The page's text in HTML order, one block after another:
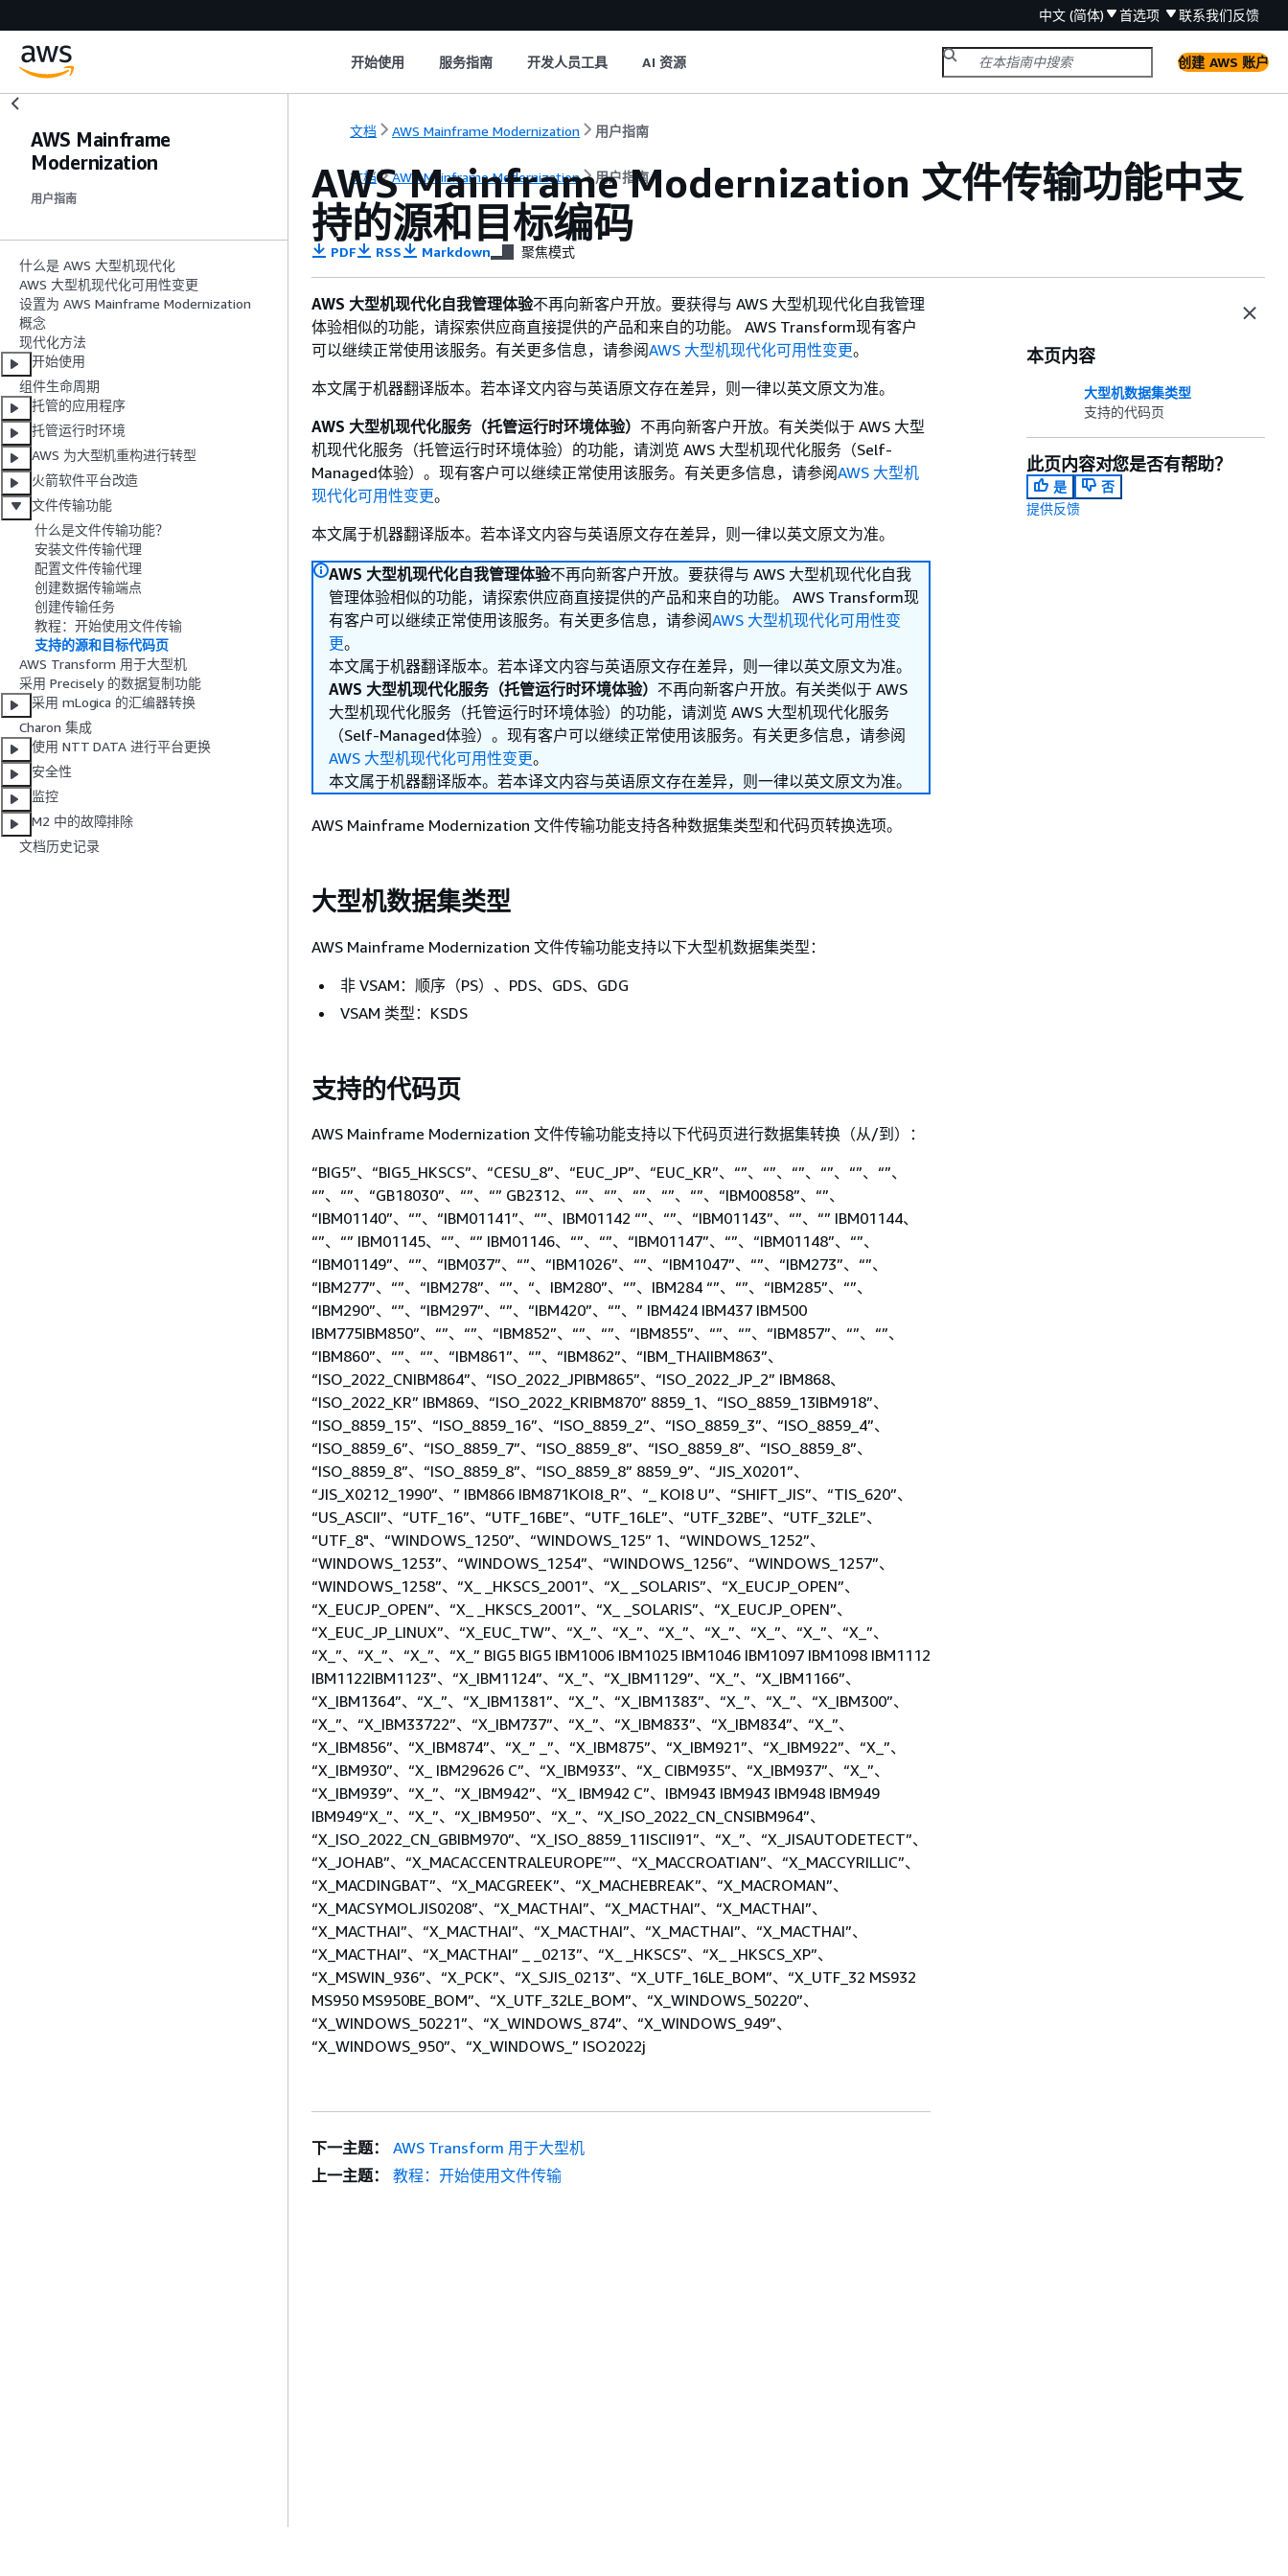
中文 (简体) 首选项 联系我们反馈
开始使用 服务指南 开发人员工具 AI 资源 创建 AWS 账户
AWS Mainframe
Modernization
用户指南
什么是 AWS 大型机现代化
AWS 大型机现代化可用性变更
设置为 AWS Mainframe Modernization
概念
现代化方法
开始使用
组件生命周期
托管的应用程序
托管运行时环境
AWS 为大型机重构进行转型
火箭软件平台改造
文件传输功能
什么是文件传输功能？
安装文件传输代理
配置文件传输代理
创建数据传输端点
创建传输任务
教程：开始使用文件传输
支持的源和目标代码页
AWS Transform 用于大型机
采用 Precisely 的数据复制功能
采用 mLogica 的汇编器转换
Charon 集成
使用 NTT DATA 进行平台更换
安全性
监控
M2 中的故障排除
文档历史记录
文档 AWS Mainframe Modernization 用户指南
文档 AWS Mainframe Modernization 用户指南
AWS Mainframe Modernization 文件传输功能中支
持的源和目标编码
PDF RSS Markdown 聚焦模式
AWS 大型机现代化自我管理体验不再向新客户开放。要获得与 AWS 大型机现代化自我管理
体验相似的功能，请探索供应商直接提供的产品和来自的功能。 AWS Transform现有客户
可以继续正常使用该服务。有关更多信息，请参阅AWS 大型机现代化可用性变更。
本文属于机器翻译版本。若本译文内容与英语原文存在差异，则一律以英文原文为准。
AWS 大型机现代化服务（托管运行时环境体验） 不再向新客户开放。有关类似于 AWS 大型
机现代化服务（托管运行时环境体验）的功能，请浏览 AWS 大型机现代化服务（Self-
Managed体验）。现有客户可以继续正常使用该服务。有关更多信息，请参阅AWS 大型机
现代化可用性变更。
本文属于机器翻译版本。若本译文内容与英语原文存在差异，则一律以英文原文为准。
AWS 大型机现代化自我管理体验不再向新客户开放。要获得与 AWS 大型机现代化自我
管理体验相似的功能，请探索供应商直接提供的产品和来自的功能。 AWS Transform现
有客户可以继续正常使用该服务。有关更多信息，请参阅AWS 大型机现代化可用性变
更。
本文属于机器翻译版本。若本译文内容与英语原文存在差异，则一律以英文原文为准。
AWS 大型机现代化服务（托管运行时环境体验） 不再向新客户开放。有关类似于 AWS
大型机现代化服务（托管运行时环境体验）的功能，请浏览 AWS 大型机现代化服务
（Self-Managed体验）。现有客户可以继续正常使用该服务。有关更多信息，请参阅
AWS 大型机现代化可用性变更。
本文属于机器翻译版本。若本译文内容与英语原文存在差异，则一律以英文原文为准。
AWS Mainframe Modernization 文件传输功能支持各种数据集类型和代码页转换选项。
大型机数据集类型
AWS Mainframe Modernization 文件传输功能支持以下大型机数据集类型：
非 VSAM：顺序（PS）、PDS、GDS、GDG
VSAM 类型：KSDS
支持的代码页
AWS Mainframe Modernization 文件传输功能支持以下代码页进行数据集转换（从/到）：
“BIG5”、“BIG5_HKSCS”、“CESU_8”、“EUC_JP”、“EUC_KR”、“”、“”、“”、“”、“”、“”、
“”、“”、“GB18030”、“”、“” GB2312、“”、“”、“”、“”、“”、“IBM00858”、“”、
“IBM01140”、“”、“IBM01141”、“”、IBM01142 “”、“”、“IBM01143”、“”、“” IBM01144、
“”、“” IBM01145、“”、“” IBM01146、“”、“”、“IBM01147”、“”、“IBM01148”、“”、
“IBM01149”、“”、“IBM037”、“”、“IBM1026”、“”、“IBM1047”、“”、“IBM273”、“”、
“IBM277”、“”、“IBM278”、“”、“、IBM280”、“”、IBM284 “”、“”、“IBM285”、“”、
“IBM290”、“”、“IBM297”、“”、“IBM420”、“”、” IBM424 IBM437 IBM500
IBM775IBM850”、“”、“”、“IBM852”、“”、“”、“IBM855”、“”、“”、“IBM857”、“”、“”、
“IBM860”、“”、“”、“IBM861”、“”、“IBM862”、“IBM_THAIIBM863”、
“ISO_2022_CNIBM864”、“ISO_2022_JPIBM865”、“ISO_2022_JP_2” IBM868、
“ISO_2022_KR” IBM869、“ISO_2022_KRIBM870” 8859_1、“ISO_8859_13IBM918”、
“ISO_8859_15”、“ISO_8859_16”、“ISO_8859_2”、“ISO_8859_3”、“ISO_8859_4”、
“ISO_8859_6”、“ISO_8859_7”、“ISO_8859_8”、“ISO_8859_8”、“ISO_8859_8”、
“ISO_8859_8”、“ISO_8859_8”、“ISO_8859_8” 8859_9”、“JIS_X0201”、
“JIS_X0212_1990”、” IBM866 IBM871KOI8_R”、“_ KOI8 U”、“SHIFT_JIS”、“TIS_620”、
“US_ASCII”、“UTF_16”、“UTF_16BE”、“UTF_16LE”、“UTF_32BE”、“UTF_32LE”、
“UTF_8"、“WINDOWS_1250”、“WINDOWS_125” 1、“WINDOWS_1252”、
“WINDOWS_1253”、“WINDOWS_1254”、“WINDOWS_1256”、“WINDOWS_1257”、
“WINDOWS_1258”、“X_ _HKSCS_2001”、“X_ _SOLARIS”、“X_EUCJP_OPEN”、
“X_EUCJP_OPEN”、“X_ _HKSCS_2001”、“X_ _SOLARIS”、“X_EUCJP_OPEN”、
“X_EUC_JP_LINUX”、“X_EUC_TW”、“X_”、“X_”、“X_”、“X_”、“X_”、“X_”、“X_”、
“X_”、“X_”、“X_”、“X_” BIG5 BIG5 IBM1006 IBM1025 IBM1046 IBM1097 IBM1098 IBM1112
IBM1122IBM1123”、“X_IBM1124”、“X_”、“X_IBM1129”、“X_”、“X_IBM1166”、
“X_IBM1364”、“X_”、“X_IBM1381”、“X_”、“X_IBM1383”、“X_”、“X_”、“X_IBM300”、
“X_”、“X_IBM33722”、“X_IBM737”、“X_”、“X_IBM833”、“X_IBM834”、“X_”、
“X_IBM856”、“X_IBM874”、“X_” _”、“X_IBM875”、“X_IBM921”、“X_IBM922”、“X_”、
“X_IBM930”、“X_ IBM29626 C”、“X_IBM933”、“X_ CIBM935”、“X_IBM937”、“X_”、
“X_IBM939”、“X_”、“X_IBM942”、“X_ IBM942 C”、IBM943 IBM943 IBM948 IBM949
IBM949“X_”、“X_”、“X_IBM950”、“X_”、“X_ISO_2022_CN_CNSIBM964”、
“X_ISO_2022_CN_GBIBM970”、“X_ISO_8859_11ISCII91”、“X_”、“X_JISAUTODETECT”、
“X_JOHAB”、“X_MACACCENTRALEUROPE””、“X_MACCROATIAN”、“X_MACCYRILLIC”、
“X_MACDINGBAT”、“X_MACGREEK”、“X_MACHEBREAK”、“X_MACROMAN”、
“X_MACSYMOLJIS0208”、“X_MACTHAI”、“X_MACTHAI”、“X_MACTHAI”、
“X_MACTHAI”、“X_MACTHAI”、“X_MACTHAI”、“X_MACTHAI”、“X_MACTHAI”、
“X_MACTHAI”、“X_MACTHAI” _ _0213”、“X_ _HKSCS”、“X_ _HKSCS_XP”、
“X_MSWIN_936”、“X_PCK”、“X_SJIS_0213”、“X_UTF_16LE_BOM”、“X_UTF_32 MS932
MS950 MS950BE_BOM”、“X_UTF_32LE_BOM”、“X_WINDOWS_50220”、
“X_WINDOWS_50221”、“X_WINDOWS_874”、“X_WINDOWS_949”、
“X_WINDOWS_950”、“X_WINDOWS_” ISO2022j
本页内容
大型机数据集类型
支持的代码页
此页内容对您是否有帮助？
是
否
提供反馈
下一主题：
AWS Transform 用于大型机
上一主题：
教程：开始使用文件传输